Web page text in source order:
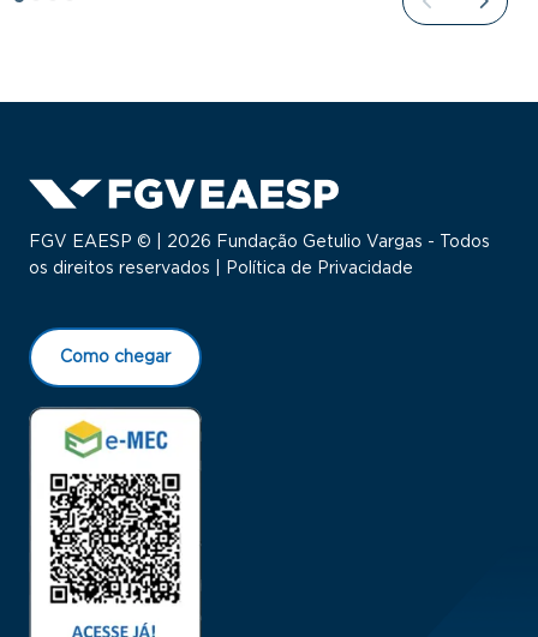
FGV EAESP © | 2026 Fundação Getulio Vargas - Todos
os direitos reservados |
Política de Privacidade
Como chegar